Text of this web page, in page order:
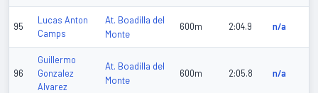
95
Lucas Anton
Camps
At. Boadilla del
Monte
600m 2:04.9 n/a
96
Guillermo
Gonzalez
Alvarez
At. Boadilla del
Monte
600m 2:05.8 n/a